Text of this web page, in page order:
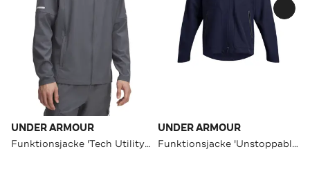
UNDER ARMOUR
Funktionsjacke 'Tech Utility' dunkelgrau
UNDER ARMOUR
Funktionsjacke 'Unstoppable' nachtblau